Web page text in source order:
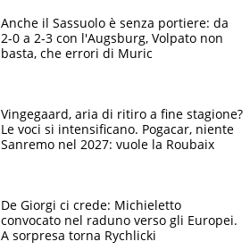
Anche il Sassuolo è senza portiere: da
2-0 a 2-3 con l'Augsburg, Volpato non
basta, che errori di Muric
Vingegaard, aria di ritiro a fine stagione?
Le voci si intensificano. Pogacar, niente
Sanremo nel 2027: vuole la Roubaix
De Giorgi ci crede: Michieletto
convocato nel raduno verso gli Europei.
A sorpresa torna Rychlicki